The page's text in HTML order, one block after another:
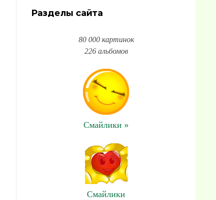
Разделы сайта
80 000 картинок
226 альбомов
Смайлики »
Смайлики